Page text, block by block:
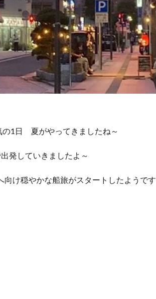
1日 夏がやってきましたね～
発していきましたよ～
け穏やかな船旅がスタートしたようです